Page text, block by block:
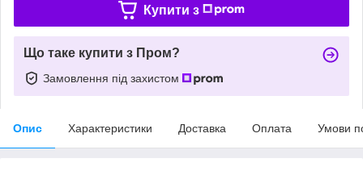
Купити з
Що таке купити з Пром?
Замовлення під захистом
Опис Характеристики Доставка Оплата Умови